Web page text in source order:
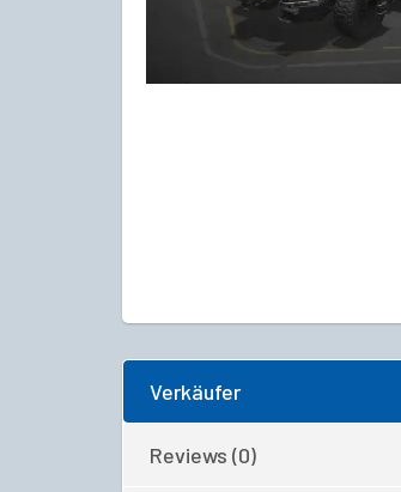
Verkäufer
Reviews (0)